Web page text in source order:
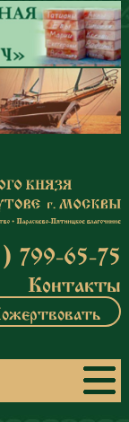
799-65-75
Контакты